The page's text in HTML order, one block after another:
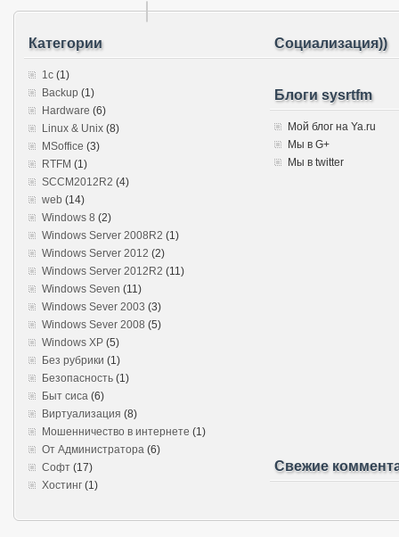
Категории
1c (1)
Backup (1)
Hardware (6)
Linux & Unix (8)
MSoffice (3)
RTFM (1)
SCCM2012R2 (4)
web (14)
Windows 8 (2)
Windows Server 2008R2 (1)
Windows Server 2012 (2)
Windows Server 2012R2 (11)
Windows Seven (11)
Windows Sever 2003 (3)
Windows Sever 2008 (5)
Windows XP (5)
Без рубрики (1)
Безопасность (1)
Быт сиса (6)
Виртуализация (8)
Мошенничество в интернете (1)
От Администратора (6)
Софт (17)
Хостинг (1)
Социализация))
Блоги sysrtfm
Мой блог на Ya.ru
Мы в G+
Мы в twitter
Свежие